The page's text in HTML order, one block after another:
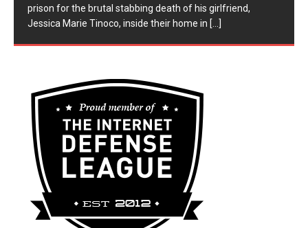
prison for the brutal stabbing death of his girlfriend,
Jessica Marie Tinoco, inside their home in [...]